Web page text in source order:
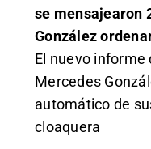
se mensajearon
González
El nuevo informe
Mercedes
automático de
cloaquera